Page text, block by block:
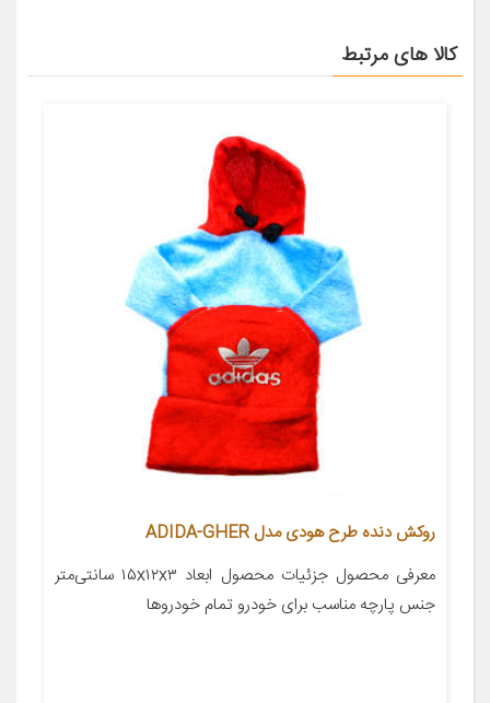
کالا های مرتبط
روکش دنده طرح هودی مدل ADIDA-GHER
معرفی محصول جزئیات محصول ابعاد ۱۵x۱۲x۳ سانتی‌متر
جنس پارچه مناسب برای خودرو تمام خودروها